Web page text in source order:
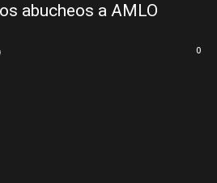
abucheos a AMLO
0